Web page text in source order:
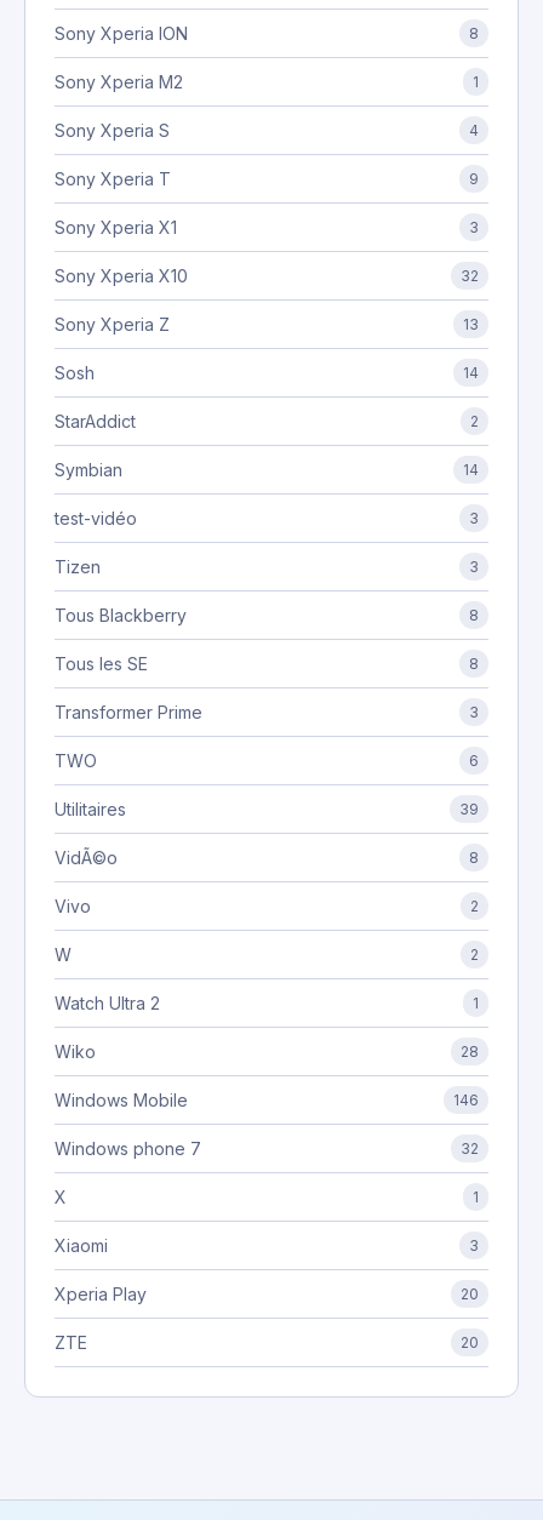
Sony Xperia ION 8
Sony Xperia M2 1
Sony Xperia S 4
Sony Xperia T 9
Sony Xperia X1 3
Sony Xperia X10 32
Sony Xperia Z 13
Sosh 14
StarAddict 2
Symbian 14
test-vidéo 3
Tizen 3
Tous Blackberry 8
Tous les SE 8
Transformer Prime 3
TWO 6
Utilitaires 39
VidÃ©o 8
Vivo 2
W 2
Watch Ultra 2 1
Wiko 28
Windows Mobile 146
Windows phone 7 32
X 1
Xiaomi 3
Xperia Play 20
ZTE 20